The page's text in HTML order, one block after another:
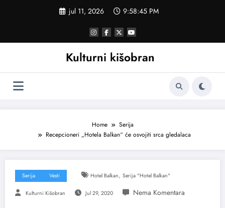
jul 11, 2026 9:58:46 PM
Kulturni kišobran
Home
Serija
Recepcioneri „Hotela Balkan“ će osvojiti srca gledalaca
Serija Vesti Hotel Balkan, Serija "Hotel Balkan"
Kulturni Kišobran Jul 29, 2020